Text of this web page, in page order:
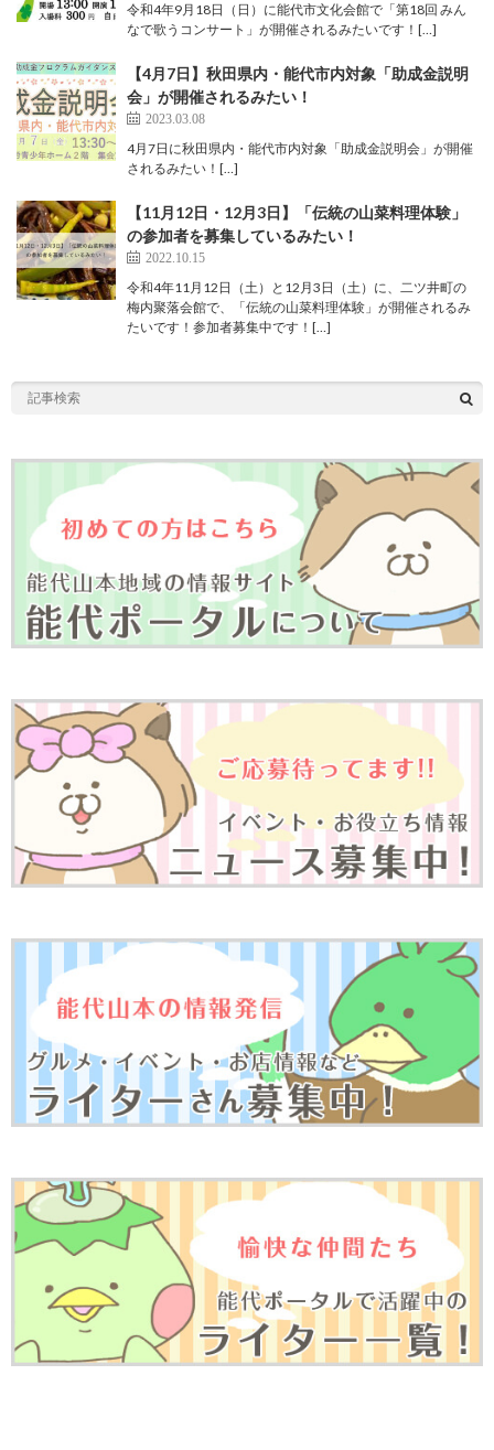
令和4年9月18日（日）に能代市文化会館で「第18回 みん
なで歌うコンサート」が開催されるみたいです！[…]
【4月7日】秋田県内・能代市内対象「助成金説明
会」が開催されるみたい！
2023.03.08
4月7日に秋田県内・能代市内対象「助成金説明会」が開催
されるみたい！[…]
【11月12日・12月3日】「伝統の山菜料理体験」
の参加者を募集しているみたい！
2022.10.15
令和4年11月12日（土）と12月3日（土）に、二ツ井町の
梅内聚落会館で、「伝統の山菜料理体験」が開催されるみ
たいです！参加者募集中です！[…]